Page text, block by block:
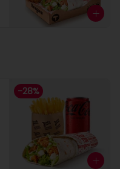
-28%